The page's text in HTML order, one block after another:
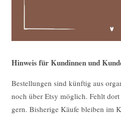
Hinweis für Kundinnen und
Bestellungen sind künftig aus
noch über Etsy möglich. Fehlt
gern. Bisherige Käufe bleiben im